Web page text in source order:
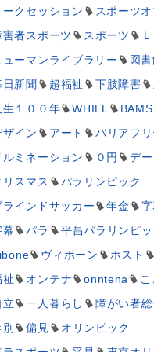
ークセッション
スポーツ
害者スポーツ
スポーツ
ューマンライブラリー
図
日新聞
超福祉 下肢障害
生１００年
WHILL
BAMS
ザイン
アート
バリアフリ
ルミネーション
０円
デー
リスマス
パラリンピック
ラインドサッカー
年金
幕
パラ
平昌パラリンピッ
ヴィボーン ホスト
祉
オンテナ onntena
立
一人暮らし
障がい者
偏見
オリンピック